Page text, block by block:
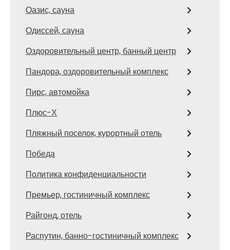
Оазис, сауна
Одиссей, сауна
Оздоровительный центр, банный центр
Пандора, оздоровительный комплекс
Пирс, автомойка
Плюс-Х
Пляжный поселок, курортный отель
Победа
Политика конфиденциальности
Премьер, гостиничный комплекс
Райгонд, отель
Распутин, банно-гостиничный комплекс